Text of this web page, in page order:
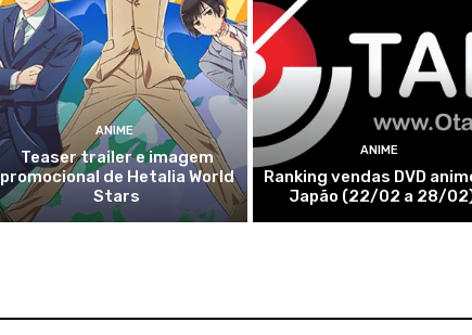
ANIME
Teaser trailer e imagem
promocional de Hetalia World
Stars
ANIME
Ranking vendas DVD
Japão (22/02 a 28/